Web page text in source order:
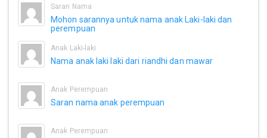
Saran Nama
Mohon sarannya untuk nama anak Laki-laki dan
perempuan
Anak Laki-laki
Nama anak laki laki dari riandhi dan mawar
Anak Perempuan
Saran nama anak perempuan
Anak Perempuan